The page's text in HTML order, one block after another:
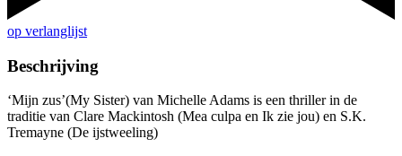
op verlanglijst
Beschrijving
‘Mijn zus’(My Sister) van Michelle Adams is een thriller in de
traditie van Clare Mackintosh (Mea culpa en Ik zie jou) en S.K.
Tremayne (De ijstweeling)